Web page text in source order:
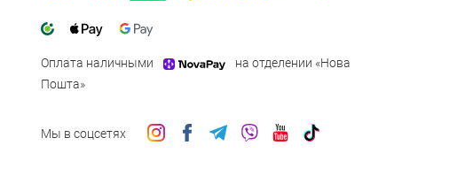
Оплата наличными
на отделении «Нова
Пошта»
Мы в соцсетях